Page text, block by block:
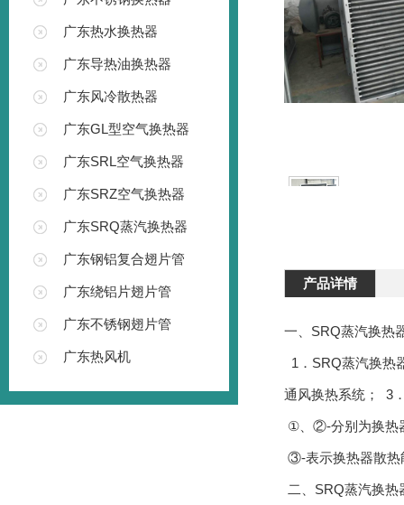
广东热水换热器
广东导热油换热器
广东风冷散热器
广东GL型空气换热器
广东SRL空气换热器
广东SRZ空气换热器
广东SRQ蒸汽换热器
广东钢铝复合翅片管
广东绕铝片翅片管
广东不锈钢翅片管
广东热风机
产品详情
一、SRQ蒸汽换热
1．SRQ蒸汽换热
通风换热系统； 3
①、②-分别为换热
③-表示换热器散热
二、SRQ蒸汽换热